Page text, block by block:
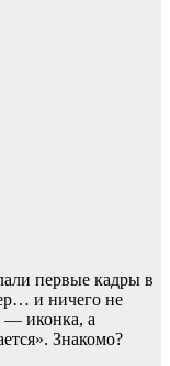
первые кадры в
и ничего не
— иконка, а
Знакомо?